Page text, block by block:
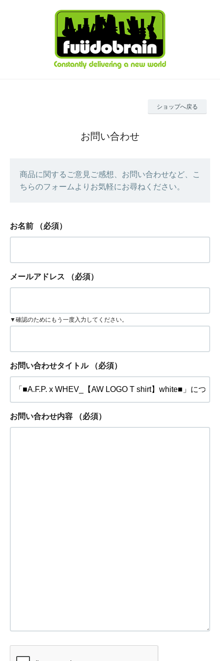
ショップへ戻る
お問い合わせ
商品に関するご意見ご感想、お問い合わせなど、こ
ちらのフォームよりお気軽にお尋ねください。
お名前 （必須）
メールアドレス （必須）
▼確認のためにもう一度入力してください。
お問い合わせタイトル （必須）
お問い合わせ内容 （必須）